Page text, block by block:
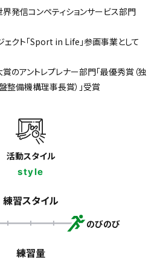
発信コンペティションサービス部門
クト「Sport in Life」参画事業として
のアントレプレナー部門「最優秀賞（独
備機構理事長賞）」受賞
活動スタイル
style
練習スタイル
のびのび
練習量